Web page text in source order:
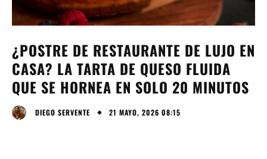
¿POSTRE DE RESTAURANTE DE LUJO EN
CASA? LA TARTA DE QUESO FLUIDA
QUE SE HORNEA EN SOLO 20 MINUTOS
DIEGO SERVENTE 21 MAYO, 2026 08:15